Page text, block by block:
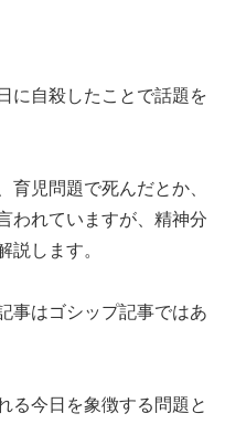
に自殺したことで話題を
育児問題で死んだとか、
われていますが、精神分
説します。
事はゴシップ記事ではあ
る今日を象徴する問題と